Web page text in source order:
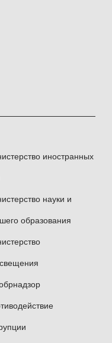
иностранных
науки и
образования